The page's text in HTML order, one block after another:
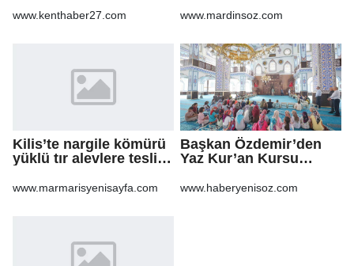
Ağbaba'ya milyonlar
www.kenthaber27.com www.mardinsoz.com
Kilis’te nargile kömürü
yüklü tır alevlere teslim
www.marmarisyenisayfa.com
Başkan Özdemir’den
Yaz Kur’an Kursu
www.haberyenisoz.com